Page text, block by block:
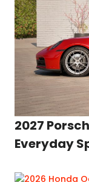
2027
Everyday